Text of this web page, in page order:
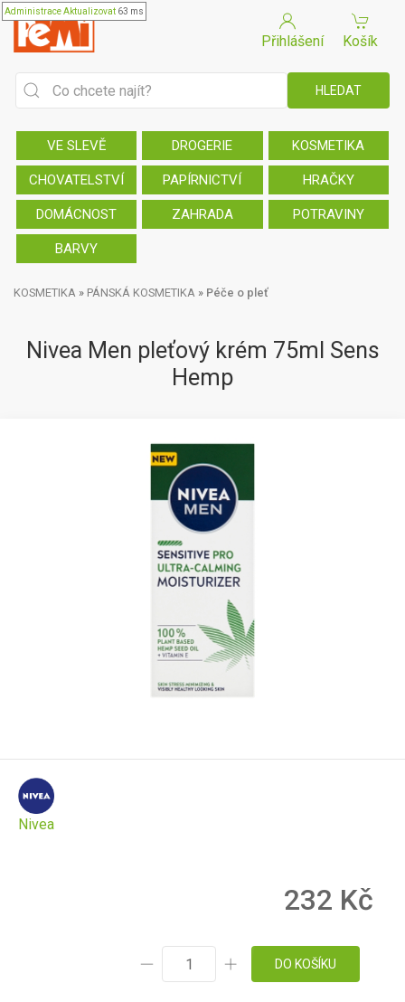
AdministraceAktualizovat 63 ms
Přihlášení Košík
VE SLEVĚ DROGERIE KOSMETIKA
CHOVATELSTVÍ PAPÍRNICTVÍ HRAČKY
DOMÁCNOST ZAHRADA POTRAVINY
BARVY
KOSMETIKA » PÁNSKÁ KOSMETIKA » Péče o pleť
Nivea Men pleťový krém 75ml Sens
Hemp
Nivea
232 Kč
DO KOŠÍKU